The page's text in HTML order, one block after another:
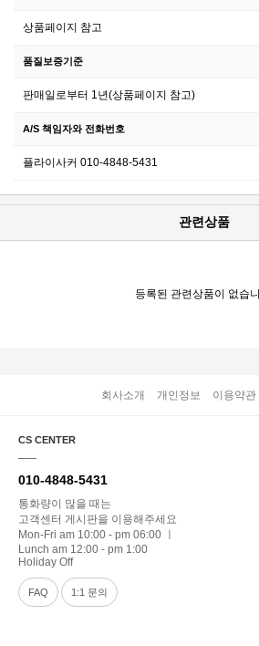
상품페이지 참고
품질보증기준
판매일로부터 1년(상품페이지 참고)
A/S 책임자와 전화번호
플라이사커 010-4848-5431
관련상품
등록된 관련상품이 없습
회사소개 개인정보 이용약관
CS CENTER
010-4848-5431
통화량이 많을 때는
고객센터 게시판을 이용해주세요
Mon-Fri am 10:00 - pm 06:00 ㅣ
Lunch am 12:00 - pm 1:00
Holiday Off
FAQ 1:1 문의